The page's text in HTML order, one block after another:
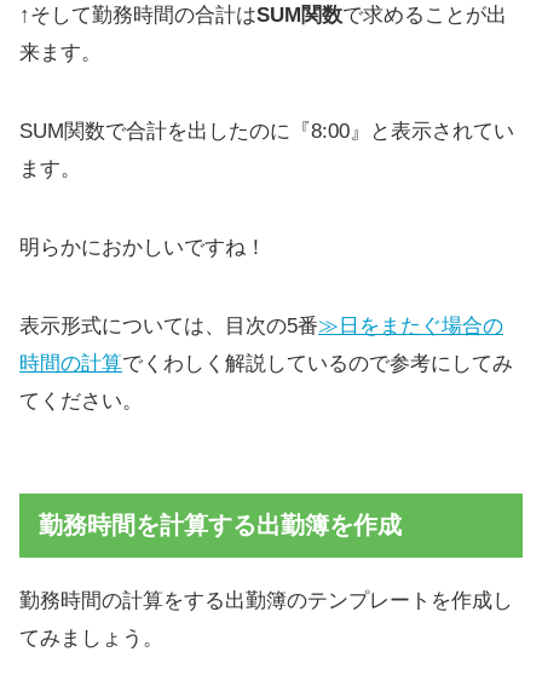
↑そして勤務時間の合計はSUM関数で求めることが出
来ます。
SUM関数で合計を出したのに『8:00』と表示されてい
ます。
明らかにおかしいですね！
表示形式については、目次の5番≫日をまたぐ場合の
時間の計算でくわしく解説しているので参考にしてみ
てください。
勤務時間を計算する出勤簿を作成
勤務時間の計算をする出勤簿のテンプレートを作成し
てみましょう。